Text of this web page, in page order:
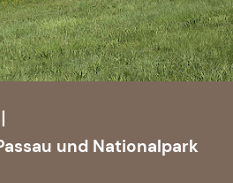
und Nationalpark